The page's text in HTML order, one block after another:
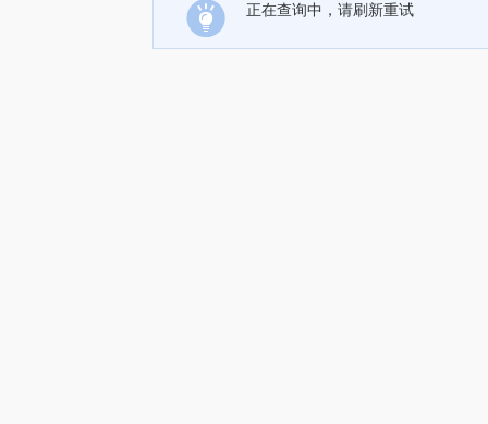
正在查询中，请刷新重试